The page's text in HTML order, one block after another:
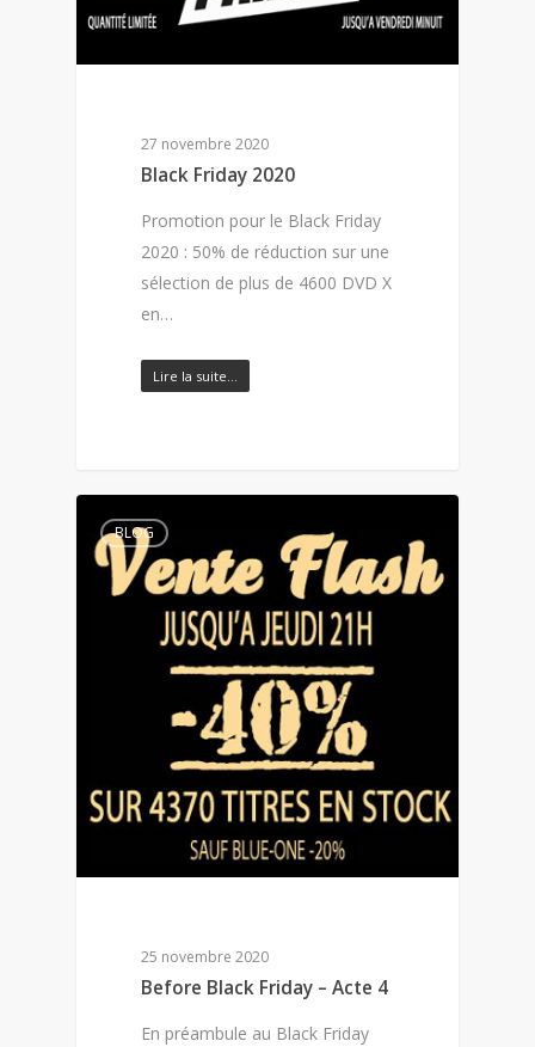
27 novembre 2020
Black Friday 2020
Promotion pour le Black Friday
2020 : 50% de réduction sur une
sélection de plus de 4600 DVD X
en…
Lire la suite…
BLOG
25 novembre 2020
Before Black Friday – Acte 4
En préambule au Black Friday